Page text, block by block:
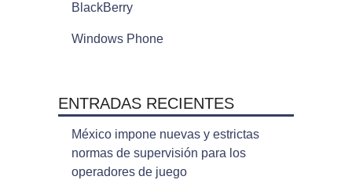
BlackBerry
Windows Phone
ENTRADAS RECIENTES
México impone nuevas y estrictas
normas de supervisión para los
operadores de juego